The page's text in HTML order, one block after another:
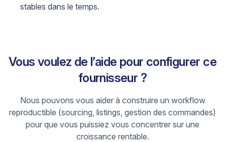
stables dans le temps.
Vous voulez de l’aide pour configurer ce
fournisseur ?
Nous pouvons vous aider à construire un workflow
reproductible (sourcing, listings, gestion des commandes)
pour que vous puissiez vous concentrer sur une
croissance rentable.